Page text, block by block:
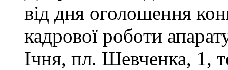
від дня оголошення
кадрової роботи
Ічня, пл. Шевченка, 1,